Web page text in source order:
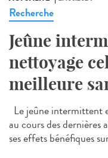
Recherche
Jeûne
nettoyage
meilleure
Le jeûne intermittent
au cours des dernières
ses effets bénéfiques